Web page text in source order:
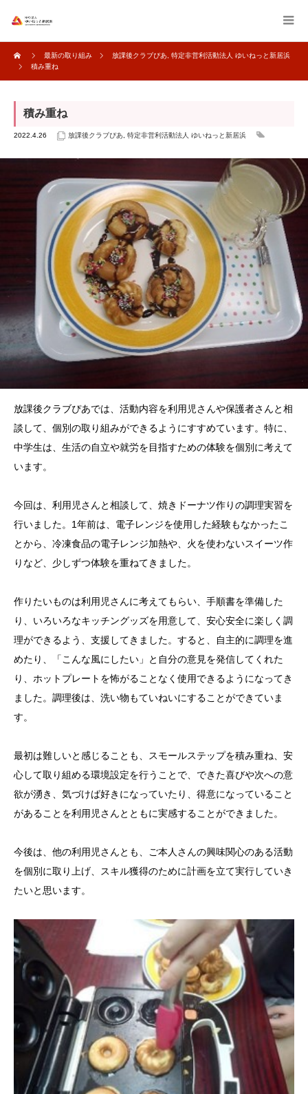
最新の取り組み 放課後クラブぴあ
特定非営利活動法人 ゆいねっと新居浜
積み重ね
積み重ね
2022.4.26 放課後クラブぴあ 特定非営利活動法人 ゆいねっと新居浜
放課後クラブぴあでは、活動内容を利用児さんや保護者さんと相
談して、個別の取り組みができるようにすすめています。特に、
中学生は、生活の自立や就労を目指すための体験を個別に考えて
います。
今回は、利用児さんと相談して、焼きドーナツ作りの調理実習を
行いました。1年前は、電子レンジを使用した経験もなかったこ
とから、冷凍食品の電子レンジ加熱や、火を使わないスイーツ作
りなど、少しずつ体験を重ねてきました。
作りたいものは利用児さんに考えてもらい、手順書を準備した
り、いろいろなキッチングッズを用意して、安心安全に楽しく調
理ができるよう、支援してきました。すると、自主的に調理を進
めたり、「こんな風にしたい」と自分の意見を発信してくれた
り、ホットプレートを怖がることなく使用できるようになってき
ました。調理後は、洗い物もていねいにすることができていま
す。
最初は難しいと感じることも、スモールステップを積み重ね、安
心して取り組める環境設定を行うことで、できた喜びや次への意
欲が湧き、気づけば好きになっていたり、得意になっていること
があることを利用児さんとともに実感することができました。
今後は、他の利用児さんとも、ご本人さんの興味関心のある活動
を個別に取り上げ、スキル獲得のために計画を立て実行していき
たいと思います。